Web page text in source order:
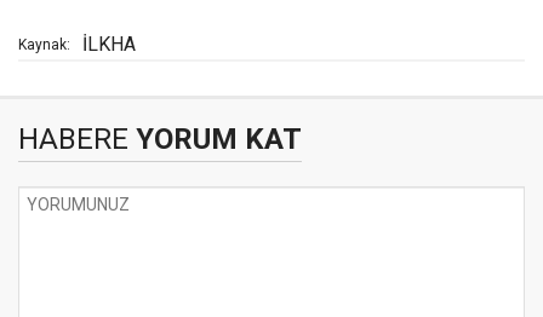
Kaynak: İLKHA
HABERE YORUM KAT